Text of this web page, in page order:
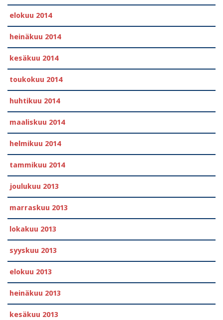
elokuu 2014
heinäkuu 2014
kesäkuu 2014
toukokuu 2014
huhtikuu 2014
maaliskuu 2014
helmikuu 2014
tammikuu 2014
joulukuu 2013
marraskuu 2013
lokakuu 2013
syyskuu 2013
elokuu 2013
heinäkuu 2013
kesäkuu 2013